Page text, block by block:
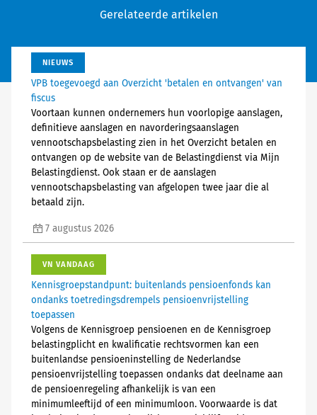
Gerelateerde artikelen
NIEUWS
VPB toegevoegd aan Overzicht 'betalen en ontvangen' van
fiscus
Voortaan kunnen ondernemers hun voorlopige aanslagen,
definitieve aanslagen en navorderingsaanslagen
vennootschapsbelasting zien in het Overzicht betalen en
ontvangen op de website van de Belastingdienst via Mijn
Belastingdienst. Ook staan er de aanslagen
vennootschapsbelasting van afgelopen twee jaar die al
betaald zijn.
7 augustus 2026
VN VANDAAG
Kennisgroepstandpunt: buitenlands pensioenfonds kan
ondanks toetredingsdrempels pensioenvrijstelling
toepassen
Volgens de Kennisgroep pensioenen en de Kennisgroep
belastingplicht en kwalificatie rechtsvormen kan een
buitenlandse pensioeninstelling de Nederlandse
pensioenvrijstelling toepassen ondanks dat deelname aan
de pensioenregeling afhankelijk is van een
minimumleeftijd of een minimumloon. Voorwaarde is dat